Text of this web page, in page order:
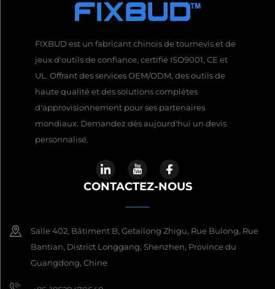
FIXBUD est un fabricant chinois de tournevis et de
jeux d'outils de confiance, certifié ISO9001, CE et
UL. Offrant des services OEM/ODM, des outils de
haute qualité et des solutions complètes
d'approvisionnement pour ses partenaires
mondiaux. Demandez dès aujourd'hui un devis
personnalisé.
CONTACTEZ-NOUS
Salle 402, Bâtiment B, Getailong Zhigu, Rue Bulong, Rue
Bantian, District Longgang, Shenzhen, Province du
Guangdong, Chine